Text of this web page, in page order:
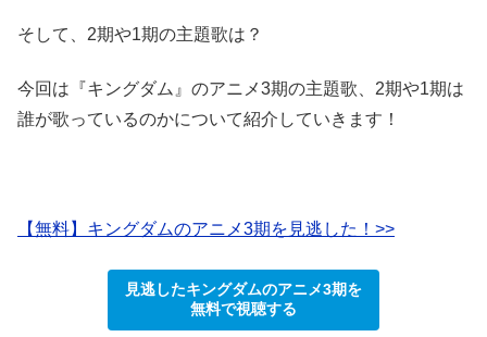
そして、2期や1期の主題歌は？
今回は『キングダム』のアニメ3期の主題歌、2期や1期は
誰が歌っているのかについて紹介していきます！
【無料】キングダムのアニメ3期を見逃した！>>
見逃したキングダムのアニメ3期を
無料で視聴する